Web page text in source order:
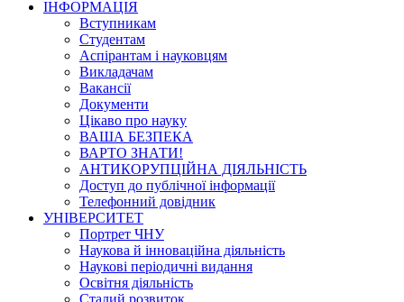
ІНФОРМАЦІЯ
Вступникам
Студентам
Аспірантам і науковцям
Викладачам
Вакансії
Документи
Цікаво про науку
ВАША БЕЗПЕКА
ВАРТО ЗНАТИ!
АНТИКОРУПЦІЙНА ДІЯЛЬНІСТЬ
Доступ до публічної інформації
Телефонний довідник
УНІВЕРСИТЕТ
Портрет ЧНУ
Наукова й інноваційна діяльність
Наукові періодичні видання
Освітня діяльність
Сталий розвиток